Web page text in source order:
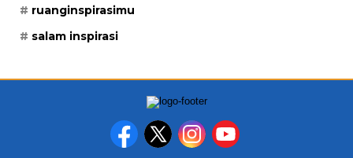
ruanginspirasimu
salam inspirasi